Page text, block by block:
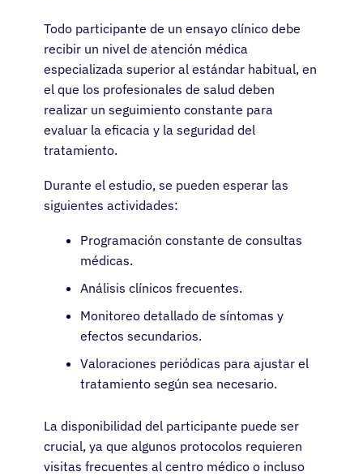
Pacientes
Médicos
Soluciones
Recursos
Todo participante de un ensayo clínico debe
recibir un nivel de atención médica
especializada superior al estándar habitual, en
el que los profesionales de salud deben
realizar un seguimiento constante para
evaluar la eficacia y la seguridad del
tratamiento.
Durante el estudio, se pueden esperar las
siguientes actividades:
Programación constante de consultas
médicas.
Análisis clínicos frecuentes.
Monitoreo detallado de síntomas y
efectos secundarios.
Valoraciones periódicas para ajustar el
tratamiento según sea necesario.
La disponibilidad del participante puede ser
crucial, ya que algunos protocolos requieren
visitas frecuentes al centro médico o incluso